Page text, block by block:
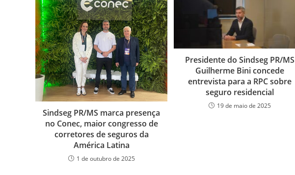
Sindseg PR/MS marca presença
no Conec, maior congresso de
corretores de seguros da
América Latina
1 de outubro de 2025
Presidente do Sindseg PR/MS
Guilherme Bini concede
entrevista para a RPC sobre
seguro residencial
19 de maio de 2025